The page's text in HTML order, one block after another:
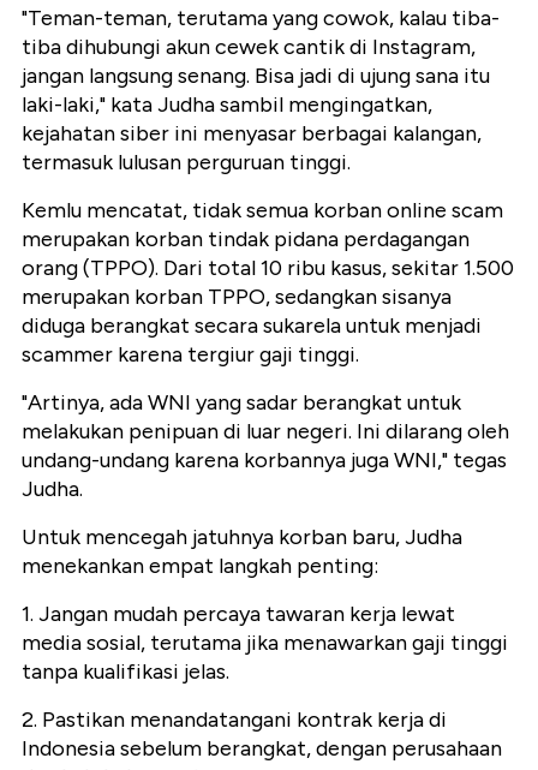
"Teman-teman, terutama yang cowok, kalau tiba-
tiba dihubungi akun cewek cantik di Instagram,
jangan langsung senang. Bisa jadi di ujung sana itu
laki-laki," kata Judha sambil mengingatkan,
kejahatan siber ini menyasar berbagai kalangan,
termasuk lulusan perguruan tinggi.
Kemlu mencatat, tidak semua korban online scam
merupakan korban tindak pidana perdagangan
orang (TPPO). Dari total 10 ribu kasus, sekitar 1.500
merupakan korban TPPO, sedangkan sisanya
diduga berangkat secara sukarela untuk menjadi
scammer karena tergiur gaji tinggi.
"Artinya, ada WNI yang sadar berangkat untuk
melakukan penipuan di luar negeri. Ini dilarang oleh
undang-undang karena korbannya juga WNI," tegas
Judha.
Untuk mencegah jatuhnya korban baru, Judha
menekankan empat langkah penting:
1. Jangan mudah percaya tawaran kerja lewat
media sosial, terutama jika menawarkan gaji tinggi
tanpa kualifikasi jelas.
2. Pastikan menandatangani kontrak kerja di
Indonesia sebelum berangkat, dengan perusahaan